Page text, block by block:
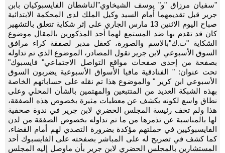
"سفيان مرزاق "و" يوسف الشيخاوي"الناشطان الفايسبوكيان بابن
جرير قبل تقديمهما أمام السيد وكيل الملك لدى المحكمة الابتدائية
صباح اليوم الاثنين 13 مارس الجاري على إثر شكاية تتعلق بالتشهير
كان قد تقدم بها ضد المستمع لهما أحد المذكورين بالمقال موضوع
الشكاية "ت.ك"بالاسم والصورة، كعقل مدبر لصفقة كراء مرافق
السوق الأسبوعي لابن جرير تقول المصادر، الموضوع الذي تم تداوله
بصفحة من إحدى صفحات مواقع التواصل الاجتماعي" فايسبوك"
تحت عنوان: " الفنادقية مافيا الأسواق الأسبوعية يضربون السوق
الأسبوعي ابن كرير " والموضوع هذا تم نقله على حساباتهم الخاصة
بهذه الشبكة العديد من المتتبعين والمهتمين بالشأن المحلي وعلى
نطاق واسع لكونه يكشف عن معطيات مثيرة بخصوص هذه الصفقة،
هذا ولم تخف رئيسة المجلس الحضري لابن جرير في ندوة صحفية
لها بالمناسبة عن تذمرها من ما تم تداوله بخصوص الصفقة من لدن
الفايسبوكيين في حملتهم مؤكدة بضرورة التصدي لهم أمام القضاء،
كما كشف في تصريح له على المباشر بصفحته على الفايسبوك أحد
المستشارين بالمجلس الحضري لابن جرير بأن ماوصل إليه المجلس